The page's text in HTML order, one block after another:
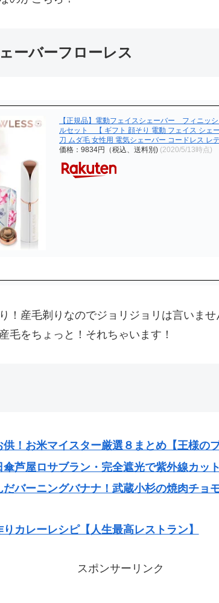
ーバーフローレス
【正規品】電動フェイスシェーバー フィニッ
ルセット 【 ギフト 顔そり 電動 フェイス シェ
刀 ムダ毛 女性用 電気シェーバー コードレス レ
価格：9834円（税込、送料別) (2020/5/13時点)
！産毛剃りなのでジョリジョリは言いま
毛をちょっと！それちゃいます！
！お米マイスター厳選８まとめ【王様のブ
芦屋ロサブラン・完全遮光で紫外線カット
だバーニングバナナ！武蔵小杉の焼肉チョ
カレーレシピ【人生最高レストラン】
スポンサーリンク